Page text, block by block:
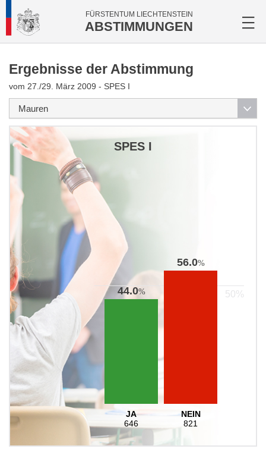
FÜRSTENTUM LIECHTENSTEIN
ABSTIMMUNGEN
Ergebnisse der Abstimmung
vom 27./29. März 2009 - SPES I
SPES I
44.0%
JA
646
56.0%
NEIN
821